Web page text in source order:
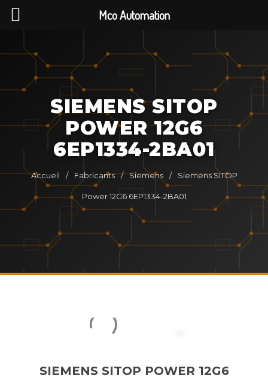
SIEMENS SITOP
POWER 12G6
6EP1334-2BA01
Accueil / Fabricants / Siemens / Siemens SITOP
Power 12G6 6EP1334-2BA01
SIEMENS SITOP POWER 12G6
Mco Automation